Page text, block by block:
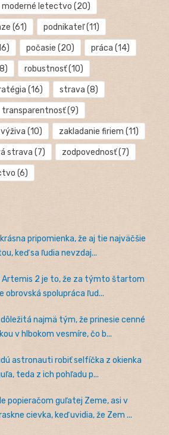
moderné letectvo (20)
(61) podnikateľ(11)
počasie (20) práca (14)
robustnosť(10)
(16) strava (8)
transparentnosť(9)
výživa (10) zakladanie firiem (11)
strava (7) zodpovednosť(7)
(6)
pripomienka, že aj tie najväčšie
keď sa ľudia nevzdaj...
Artemis 2 je to, že za týmto štartom
obrovská spolupráca ľud...
najmä tým, že prinesie cenné
v hlbokom vesmíre, čo b...
astronauti robiť selfíčka z okienka
teda z ich pohľadu p...
popieračom guľatej Zeme, asi v
cievka, keď uvidia, že Zem ...